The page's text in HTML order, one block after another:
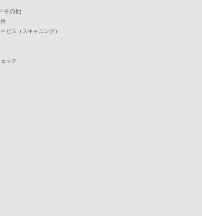
その他
ビス（スキャニング）
ック